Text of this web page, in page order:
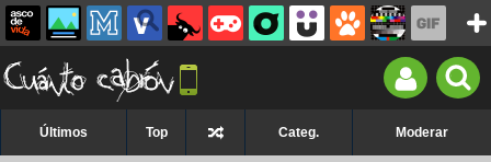
Últimos Top Categ. Moderar